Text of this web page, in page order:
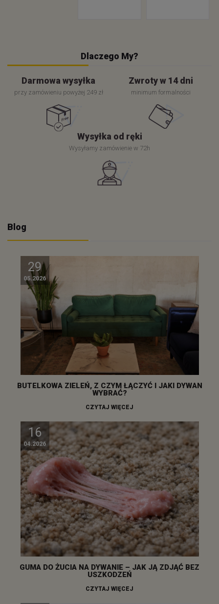
Dlaczego My?
Darmowa wysyłka
przy zamówieniu powyżej 249 zł
Zwroty w 14 dni
minimum formalności
Wysyłka od ręki
Wysyłamy zamówienie w 72h
Blog
29
05.2026
BUTELKOWA ZIELEŃ, Z CZYM ŁĄCZYĆ I JAKI DYWAN
WYBRAĆ?
CZYTAJ WIĘCEJ
16
04.2026
GUMA DO ŻUCIA NA DYWANIE – JAK JĄ ZDJĄĆ BEZ
USZKODZEŃ
CZYTAJ WIĘCEJ